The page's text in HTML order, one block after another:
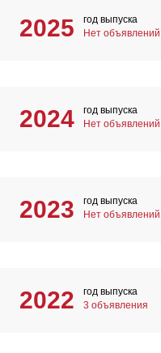
2025
год выпуска
Нет объявлений
2024
год выпуска
Нет объявлений
2023
год выпуска
Нет объявлений
2022
год выпуска
3 объявления